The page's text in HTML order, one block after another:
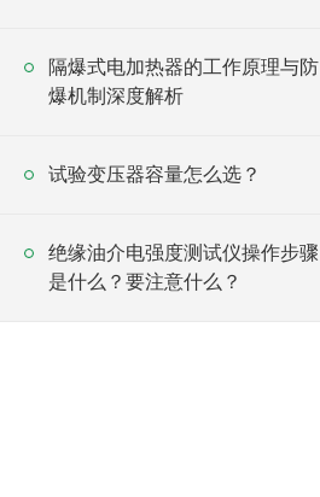
隔爆式电加热器的工作原理与防
爆机制深度解析
试验变压器容量怎么选？
绝缘油介电强度测试仪操作步骤
是什么？要注意什么？